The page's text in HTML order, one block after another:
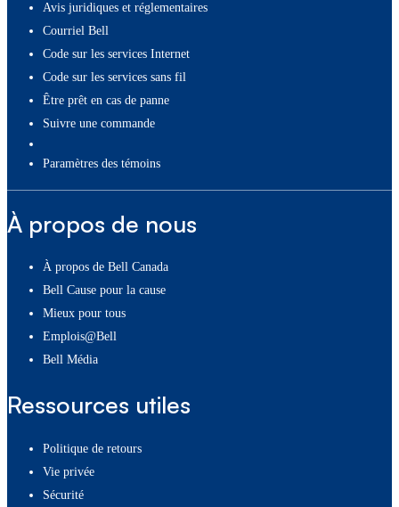
Avis juridiques et réglementaires
Courriel Bell
Code sur les services Internet
Code sur les services sans fil
Être prêt en cas de panne
Suivre une commande
paramètres des témoins
À propos de nous
À propos de Bell Canada
Bell Cause pour la cause
Mieux pour tous
Emplois@Bell
Bell Média
Ressources utiles
Politique de retours
Vie privée
Sécurité